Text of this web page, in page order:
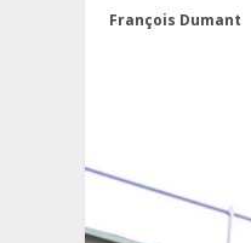
François Dumant